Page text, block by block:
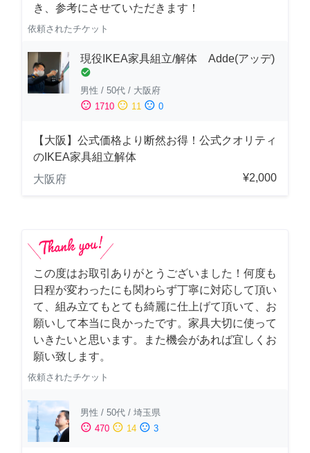
き、参考にさせていただきます！
依頼されたチケット
現役IKEA家具組立/解体 Adde(アッデ)
check_circle
男性 / 50代 / 大阪府
sentiment_satisfied 1710 sentiment_neutral 11 sentiment_dissatisfied 0
【大阪】公式価格より断然お得！公式クオリティ
のIKEA家具組立解体
大阪府
¥2,000
この度はお取引ありがとうございました！何度も
日程が変わったにも関わらず丁寧に対応して頂い
て、組み立てもとても綺麗に仕上げて頂いて、お
願いして本当に良かったです。家具大切に使って
いきたいと思います。また機会があれば宜しくお
願い致します。
依頼されたチケット
男性 / 50代 / 埼玉県
sentiment_satisfied 470 sentiment_neutral 14 sentiment_dissatisfied 3